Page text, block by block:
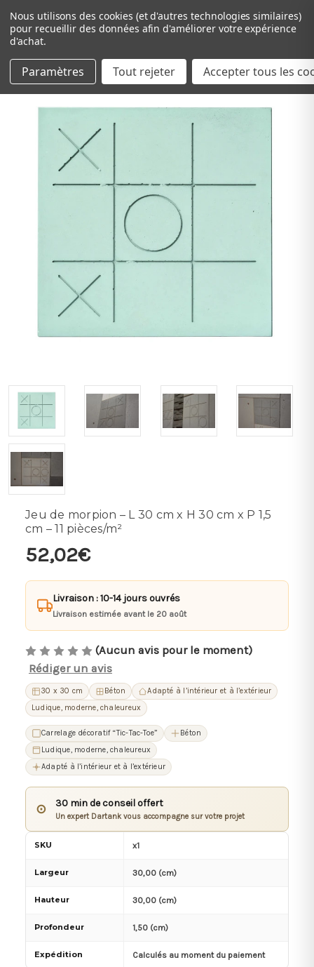
Passer au contenu principal
Jeu de morpion – L 30 cm x H 30 cm x P 1,5
cm – 11 pièces/m²
52,02€
Livraison : 10-14 jours ouvrés
Livraison estimée avant le 20 août
(Aucun avis pour le moment)
Rédiger un avis
30 x 30 cm Béton
Adapté à l’intérieur et à l’extérieur
Ludique, moderne, chaleureux
Carrelage décoratif “Tic-Tac-Toe”
Béton
Ludique, moderne, chaleureux
Adapté à l’intérieur et à l’extérieur
⊙ 30 min de conseil offert
Un expert Dartank vous accompagne sur votre projet
SKU x1
Largeur 30,00 (cm)
Hauteur 30,00 (cm)
Profondeur 1,50 (cm)
Expédition Calculés au moment du paiement
Nous utilisons des cookies (et d'autres technologies similaires)
pour recueillir des données afin d'améliorer votre expérience
d'achat.
Paramètres Tout rejeter Accepter tous les